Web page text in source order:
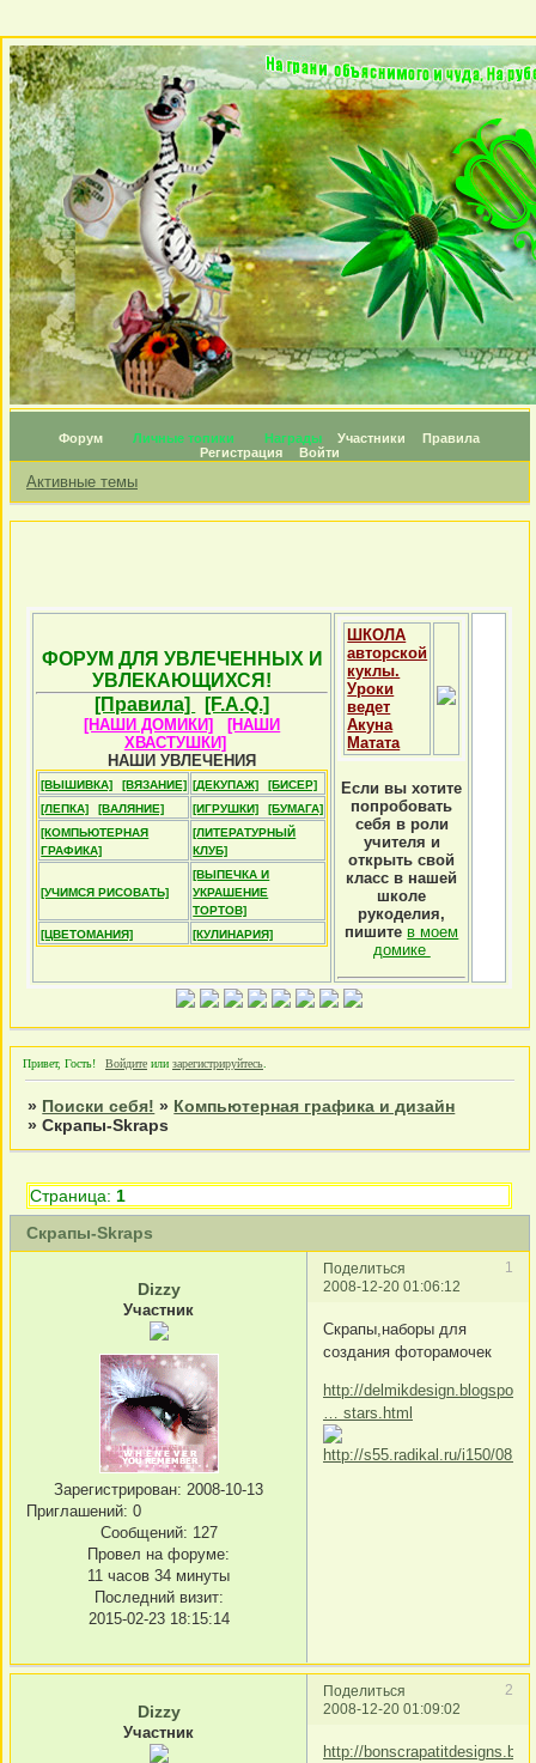
Форум Личные топики Награды Участники
Правила
Регистрация
Войти
Активные темы
ФОРУМ ДЛЯ УВЛЕЧЕННЫХ И
УВЛЕКАЮЩИХСЯ!
[Правила]
[F.A.Q.]
[НАШИ ДОМИКИ]
[НАШИ
ХВАСТУШКИ]
НАШИ УВЛЕЧЕНИЯ
[ВЫШИВКА] [ВЯЗАНИЕ] [ДЕКУПАЖ]
[БИСЕР]
[ЛЕПКА]
[ВАЛЯНИЕ] [ИГРУШКИ]
[БУМАГА]
[КОМПЬЮТЕРНАЯ
ГРАФИКА]
[ЛИТЕРАТУРНЫЙ
КЛУБ]
[УЧИМСЯ РИСОВАТЬ]
[ВЫПЕЧКА И
УКРАШЕНИЕ
ТОРТОВ]
[ЦВЕТОМАНИЯ]
[КУЛИНАРИЯ]
ШКОЛА
авторской
куклы.
Уроки
ведет
Акуна
Матата
Если вы хотите
попробовать
себя в роли
учителя и
открыть свой
класс в нашей
школе
рукоделия,
пишите в моем
домике
Привет, Гость! Войдите или зарегистрируйтесь
» Поиски себя! » Компьютерная графика и дизайн
»Скрапы-Skraps
Скрапы-Skraps
Страница: 1
Поделиться
1
2008-12-20 01:06:12
Dizzy
Участник
Зарегистрирован: 2008-10-13
Приглашений: 0
Сообщений: 127
Провел на форуме:
11 часов 34 минуты
Последний визит:
2015-02-23 18:15:14
Скрапы,наборы для
создания фоторамочек
http://
… stars.html
Поделиться
2
2008-12-20 01:09:02
Dizzy
Участник
http://